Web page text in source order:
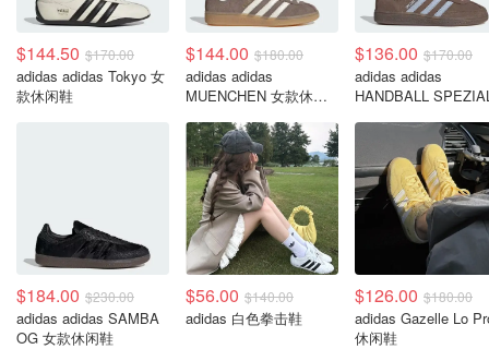
$144.50 $170.00
adidas adidas Tokyo 女
款休闲鞋
$144.00 $180.00
adidas adidas
MUENCHEN 女款休闲
$136.00 $170.00
adidas adidas
HANDBALL
$184.00 $230.00
adidas adidas SAMBA
OG 女款休闲鞋
$56.00 $140.00
adidas 白色拳击鞋
$126.00 $180.00
adidas Gazelle Lo
休闲鞋